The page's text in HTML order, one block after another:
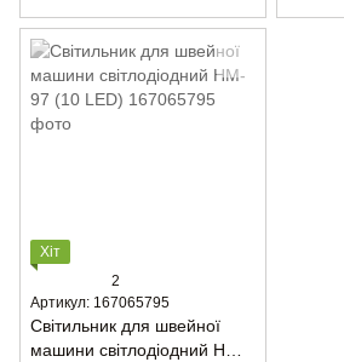
Хіт
2
Артикул: 167065795
Світильник для швейної
машини світлодіодний HM-